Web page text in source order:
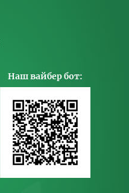
Наш вайбер бот: